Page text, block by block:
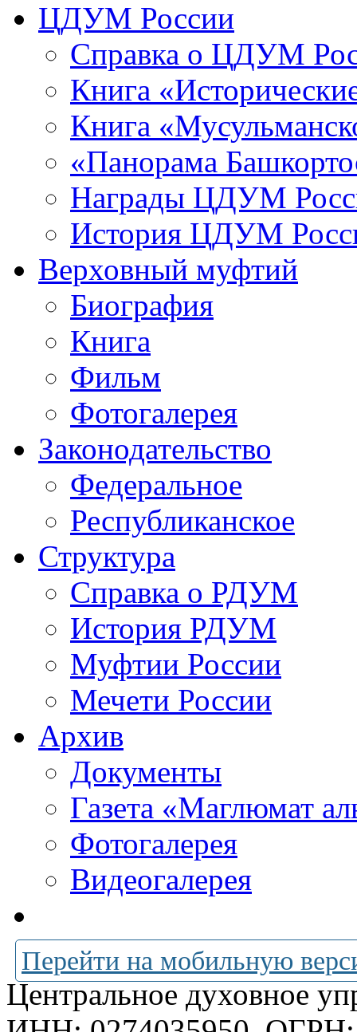
ЦДУМ России
Справка о ЦДУМ
Книга
Книга
«Панорама
Награды ЦДУМ
История ЦДУМ
Верховный муфтий
Биография
Книга
Фильм
Фотогалерея
Законодательство
Федеральное
Республиканское
Структура
Справка о РДУМ
История РДУМ
Муфтии России
Мечети России
Архив
Документы
Газета «Маглюмат
Фотогалерея
Видеогалерея
Перейти на мобильную
Центральное духовное